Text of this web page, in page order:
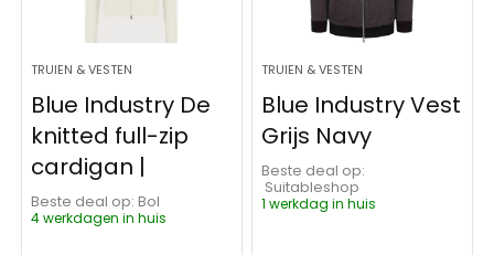
TRUIEN & VESTEN
Blue Industry De
knitted full-zip
cardigan |
Beste deal op:
Bol
4 werkdagen in huis
TRUIEN & VESTEN
Blue Industry Vest
Grijs Navy
Beste deal op:
Suitableshop
1 werkdag in huis